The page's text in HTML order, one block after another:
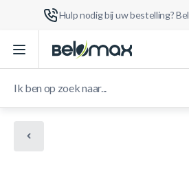
Hulp nodig bij uw bestelling? Bel
Ga naar de inhoud